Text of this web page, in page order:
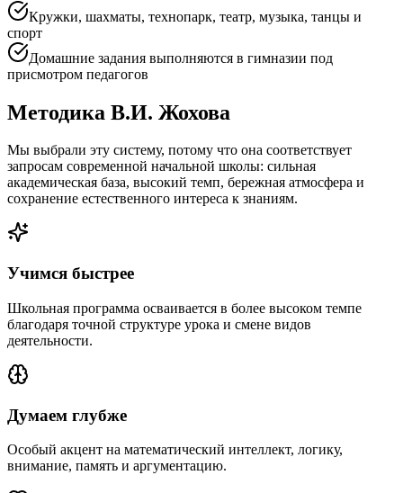
Кружки, шахматы, технопарк, театр, музыка, танцы и
спорт
Домашние задания выполняются в гимназии под
присмотром педагогов
Методика В.И. Жохова
Мы выбрали эту систему, потому что она соответствует
запросам современной начальной школы: сильная
академическая база, высокий темп, бережная атмосфера и
сохранение естественного интереса к знаниям.
Учимся быстрее
Школьная программа осваивается в более высоком темпе
благодаря точной структуре урока и смене видов
деятельности.
Думаем глубже
Особый акцент на математический интеллект, логику,
внимание, память и аргументацию.